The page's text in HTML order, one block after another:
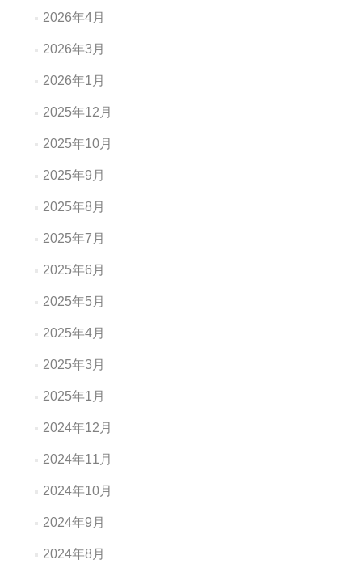
2026年4月
2026年3月
2026年1月
2025年12月
2025年10月
2025年9月
2025年8月
2025年7月
2025年6月
2025年5月
2025年4月
2025年3月
2025年1月
2024年12月
2024年11月
2024年10月
2024年9月
2024年8月